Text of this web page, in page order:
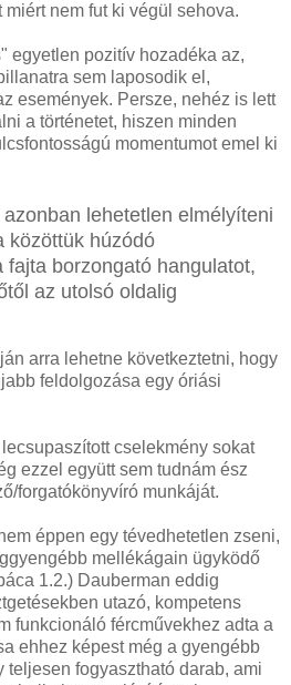
nem fut ki végül sehova.
egyetlen pozitív hozadéka az,
sem laposodik el,
események. Persze, nehéz is lett
a történetet, hiszen minden
momentumot emel ki
lehetetlen elmélyíteni
közöttük húzódó
fajta borzongató hangulatot,
az utolsó oldalig
arra lehetne következtetni, hogy
feldolgozása egy óriási
cselekmény sokat
ezzel együtt sem tudnám ész
forgatókönyvíró munkáját.
éppen egy tévedhetetlen zseni,
mellékágain ügyködő
1.2.) Dauberman eddig
utazó, kompetens
funkcionáló fércművekhez adta a
ehhez képest még a gyengébb
teljesen fogyasztható darab, ami